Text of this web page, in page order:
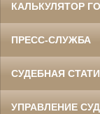
КАЛЬКУЛЯТОР
ПРЕСС-СЛУЖБА
СУДЕБНАЯ
УПРАВЛЕНИЕ